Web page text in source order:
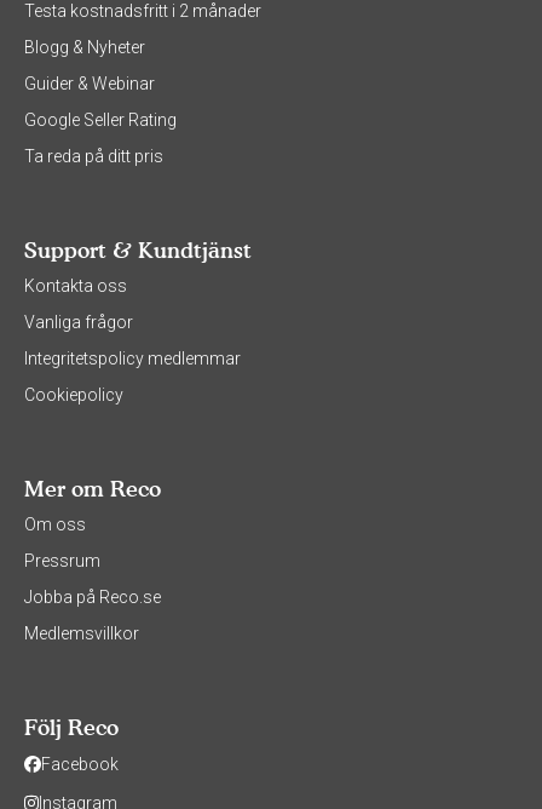
Testa kostnadsfritt i 2 månader
Blogg & Nyheter
Guider & Webinar
Google Seller Rating
Ta reda på ditt pris
Support & Kundtjänst
Kontakta oss
Vanliga frågor
Integritetspolicy medlemmar
Cookiepolicy
Mer om Reco
Om oss
Pressrum
Jobba på Reco.se
Medlemsvillkor
Följ Reco
Facebook
Instagram